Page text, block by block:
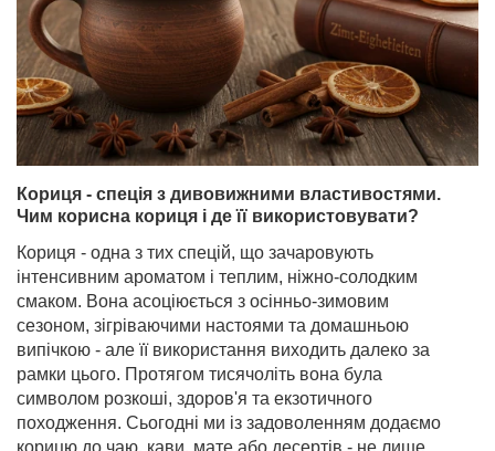
Кориця - спеція з дивовижними властивостями.
Чим корисна кориця і де її використовувати?
Кориця - одна з тих спецій, що зачаровують
інтенсивним ароматом і теплим, ніжно-солодким
смаком. Вона асоціюється з осінньо-зимовим
сезоном, зігріваючими настоями та домашньою
випічкою - але її використання виходить далеко за
рамки цього. Протягом тисячоліть вона була
символом розкоші, здоров'я та екзотичного
походження. Сьогодні ми із задоволенням додаємо
корицю до чаю, кави, мате або десертів - не лише